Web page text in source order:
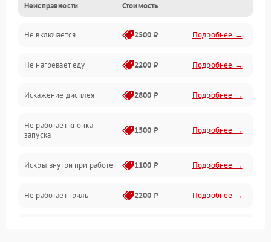
Дверца и корпус
Механика и внутренние элементы
Механические повреждения
Питание и запуск
Нагрев и приготовление
Программное обеспечение
Неисправности Стоимость
Не включается 2500 ₽ Подробнее →
Не нагревает еду 2200 ₽ Подробнее →
Искажение дисплея 2800 ₽ Подробнее →
Не работает кнопка
запуска
1500 ₽ Подробнее →
Искры внутри при работе 1100 ₽ Подробнее →
Не работает гриль 2200 ₽ Подробнее →